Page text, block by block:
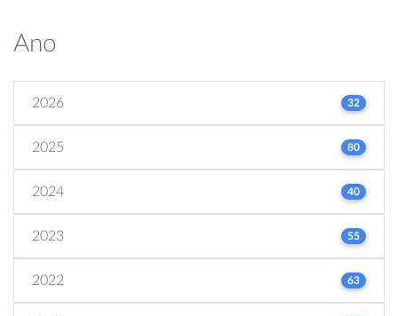
Ano
2026 32
2025 80
2024 40
2023 55
2022 63